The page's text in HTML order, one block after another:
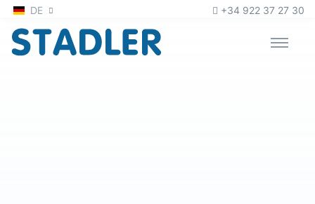
Zum Inhalt
DE +34 922 37 27 30